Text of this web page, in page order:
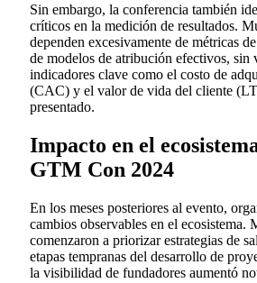
Sin embargo, la conferencia también
críticos en la medición de resultados.
dependen excesivamente de métricas
de modelos de atribución efectivos, sin
indicadores clave como el costo de
(CAC) y el valor de vida del cliente
presentado.
Impacto en el
GTM Con 2024
En los meses posteriores al evento,
cambios observables en el ecosistema.
comenzaron a priorizar estrategias de
etapas tempranas del desarrollo de
la visibilidad de fundadores aumentó